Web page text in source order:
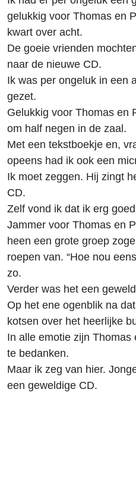
gelukkig voor Thomas en
kwart over acht.
De goeie vrienden
naar de nieuwe CD.
Ik was per ongeluk in een
gezet.
Gelukkig voor Thomas en
om half negen in de zaal.
Met een tekstboekje en,
opeens had ik ook een
Ik moet zeggen. Hij zingt
CD.
Zelf vond ik dat ik erg
Jammer voor Thomas en
heen een grote groep
roepen van. “Hoe nou
zo.
Verder was het een
Op het ene ogenblik na
kotsen over het heerlijke
In alle emotie zijn
te bedanken.
Maar ik zeg van hier.
een geweldige CD.